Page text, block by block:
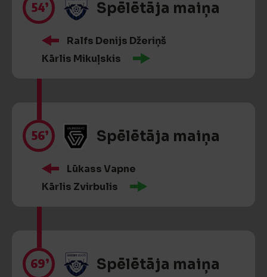
54’ Spēlētāja maiņa
Ralfs Denijs Džeriņš
Kārlis Mikuļskis
56’ Spēlētāja maiņa
Lūkass Vapne
Kārlis Zvirbulis
69’ Spēlētāja maiņa